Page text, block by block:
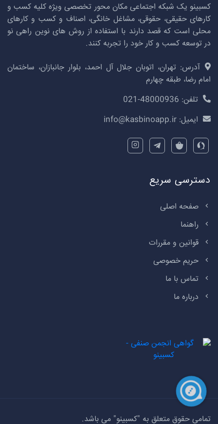
کسبینو یک شبکه اجتماعی مکان محور تخصصی ویژه کلیه کسب و
کارهای حقیقی، حقوقی، مشاغل خانگی، اصناف و کسب و کارهای
محلی است که قصد دارند با استفاده از روش های نوین راهی نو
در توسعه کسب و کار خود را تجربه کنند.
آدرس: تهران، اتوبان جلال آل احمد، بلوار جانبازان، ساختمان
امام رضا، طبقه چهارم
تلفن: 021-48000936
ایمیل: info@kasbinoapp.ir
دسترسی سریع
صفحه اصلی
راهنما
قوانین و مقررات
حریم خصوصی
تماس با ما
درباره ما
تمامی حقوق متعلق به "کسبینو" می باشد.